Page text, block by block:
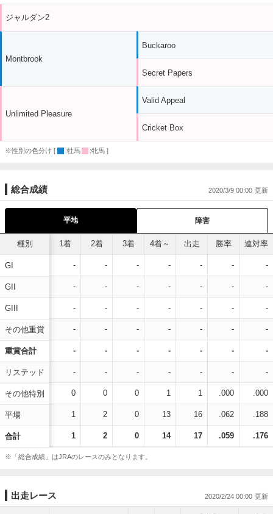
ジャルダン2
Montbrook
Unlimited Pleasure
Buckaroo
Secret Papers
Valid Appeal
Cricket Box
※性別の色分け [ :牡馬 :牝馬 ]
総合成績 2020/3/9 00:00
平地 障害
種別
GI
GII
GIII
その他重賞
重賞合計
リステッド
その他特別
平場
合計
1着 2着 3着 4着～ 出走 勝率 連対率
- - - - - - -
- - - - - - -
- - - - - - -
- - - - - - -
- - - - - - -
- - - - - - -
0 0 0 1 1 .000 .000
1 2 0 13 16 .062 .188
1 2 0 14 17 .059 .176
※「総合成績」はJRAのレースのみとなります。
出走レース 2020/2/24 00:00